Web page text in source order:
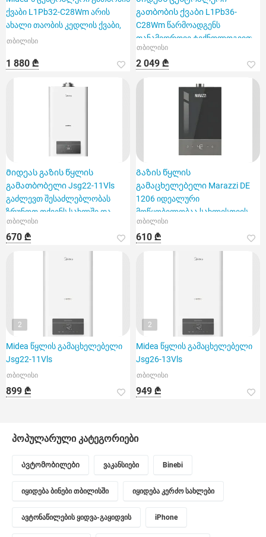
ქვაბი L1Pb32-C28Wm არის
ახალი თაობის კედლის ქვაბი,
თბილისი
1 880 ₾
გათბობის ქვაბი L1Pb36-
C28Wm წარმოადგენს
თანამედროვე ტექნოლოგიით
აღჭურვილ გათბობის
თბილისი
2 049 ₾
Მიდეას გაზის წყლის
გამათბობელი Jsg22-11Vls
გაძლევთ შესაძლებლობას
ზრუნოთ თქვენს სახლში და
ბაღზე თანამ
თბილისი
670 ₾
Გაზის წყლის
გამაცხელებელი Marazzi DE
1206 იდეალური
მოწყობილობაა სახლისთვის
თბილისი
610 ₾
2
Midea წყლის გამაცხელებელი
Jsg22-11Vls
თბილისი
899 ₾
2
Midea წყლის გამაცხელებელი
Jsg26-13Vls
თბილისი
949 ₾
პოპულარული კატეგორიები
Ავტომობილები ვაკანსიები Binebi
იყიდება ბინები თბილისში იყიდება კერძო სახლები
ავტონაწილების ყიდვა-გაყიდვის iPhone